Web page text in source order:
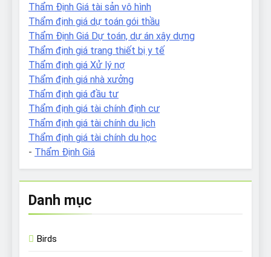
Thẩm Định Giá tài sản vô hình
Thẩm định giá dự toán gói thầu
Thẩm Định Giá Dự toán, dự án xây dựng
Thẩm định giá trang thiết bị y tế
Thẩm định giá Xử lý nợ
Thẩm định giá nhà xưởng
Thẩm định giá đầu tư
Thẩm định giá tài chính định cư
Thẩm định giá tài chính du lịch
Thẩm định giá tài chính du học
- Thẩm Định Giá
Danh mục
Birds